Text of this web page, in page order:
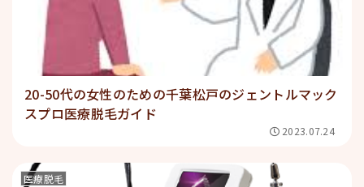
20-50代の女性のための千葉松戸のジェントルマック
スプロ医療脱毛ガイド
2023.07.24
医療脱毛